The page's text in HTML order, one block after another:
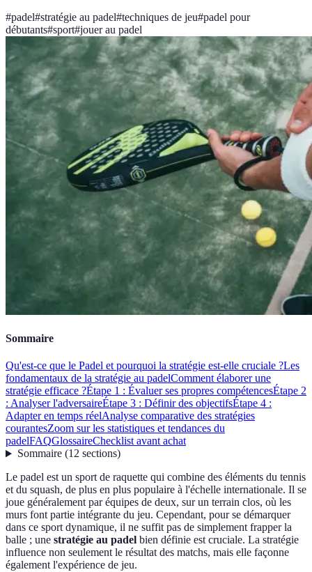
#padel#stratégie au padel#techniques de jeu#padel pour
débutants#sport#jouer au padel
Sommaire
Qu'est-ce que le Padel et pourquoi la stratégie est-elle cruciale ?Les
fondamentaux de la stratégie au padelComment élaborer une
stratégie efficace ?Étape 1 : Évaluer ses propres compétencesÉtape 2
: Analyser l'adversaireÉtape 3 : Définir des objectifsÉtape 4 :
Adapter en temps réelAnalyse comparative des stratégies
courantesZoom sur les statistiques et tendances du
padelFAQGlossaireChecklist avant achat
Sommaire(12 sections)
Le padel est un sport de raquette qui combine des éléments du tennis
et du squash, de plus en plus populaire à l'échelle internationale. Il se
joue généralement par équipes de deux, sur un terrain clos, où les
murs font partie intégrante du jeu. Cependant, pour se démarquer
dans ce sport dynamique, il ne suffit pas de simplement frapper la
balle ; une stratégie au padel bien définie est cruciale. La stratégie
influence non seulement le résultat des matchs, mais elle façonne
également l'expérience de jeu.